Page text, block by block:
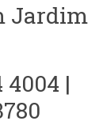
Jardim
4004 |